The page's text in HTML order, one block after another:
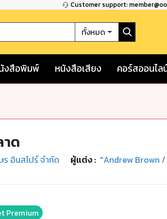
Customer support:
ทั้งหมด
งสือพิมพ์ หนังสือเสียง คอร์สออนไล
าด
อินสไปร์ จำกัด ผู้แต่ง : "Andrew Brown
Premium